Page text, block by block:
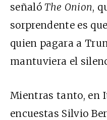
señalóThe Onion,
sorprendente es
quien pagara a
mantuviera el
Mientras tanto, en
encuestas Silvio